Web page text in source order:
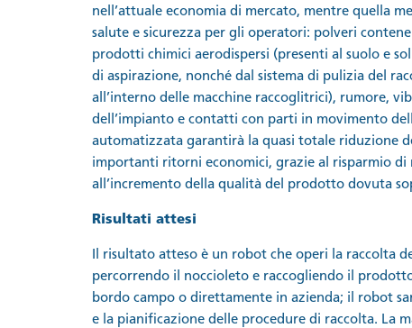
nell’attuale economia di mercato, mentre quella
salute e sicurezza per gli operatori: polveri
prodotti chimici aerodispersi (presenti al suolo e
di aspirazione, nonché dal sistema di pulizia del
all’interno delle macchine raccoglitrici), rumore,
dell’impianto e contatti con parti in movimento
automatizzata garantirà la quasi totale riduzione
importanti ritorni economici, grazie al risparmio di
all’incremento della qualità del prodotto dovuta
Risultati attesi
Il risultato atteso è un robot che operi la raccolta
percorrendo il noccioleto e raccogliendo il
bordo campo o direttamente in azienda; il robot
e la pianificazione delle procedure di raccolta. La